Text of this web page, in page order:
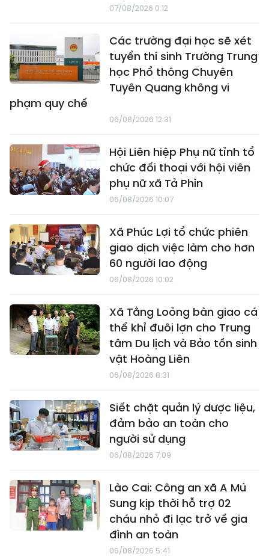
07/08/2026 0:12
Các trường đại học sẽ xét
tuyển thí sinh Trường Trung
học Phổ thông Chuyên
Tuyên Quang không vi
phạm quy chế
06/08/2026 12:31
Hội Liên hiệp Phụ nữ tỉnh tổ
chức đối thoại với hội viên
phụ nữ xã Tả Phìn
06/08/2026 10:07
Xã Phúc Lợi tổ chức phiên
giao dịch việc làm cho hơn
60 người lao động
06/08/2026 10:02
Xã Tằng Loỏng bàn giao cá
thể khỉ đuôi lợn cho Trung
tâm Du lịch và Bảo tồn sinh
vật Hoàng Liên
06/08/2026 8:31
Siết chặt quản lý dược liệu,
đảm bảo an toàn cho
người sử dụng
06/08/2026 7:09
Lào Cai: Công an xã A Mú
Sung kịp thời hỗ trợ 02
cháu nhỏ đi lạc trở về gia
đình an toàn
06/08/2026 5:41